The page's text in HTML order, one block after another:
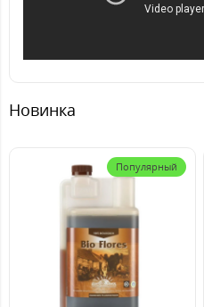
Новинка
Популярный